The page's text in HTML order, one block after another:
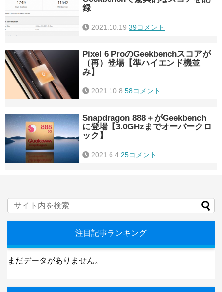
録
2021.10.19 39コメント
Pixel 6 ProのGeekbenchスコアが
（再）登場【準ハイエンド機並
み】
2021.10.8 58コメント
Snapdragon 888＋がGeekbench
に登場【3.0GHzまでオーバークロ
ック】
2021.6.4 25コメント
注目記事ランキング
まだデータがありません。